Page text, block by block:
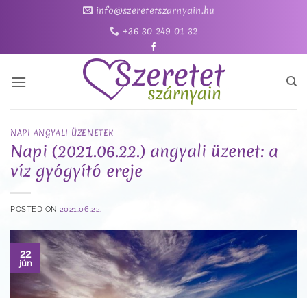
info@szeretetszarnyain.hu
+36 30 249 01 32
NAPI ANGYALI ÜZENETEK
Napi (2021.06.22.) angyali üzenet: a
víz gyógyító ereje
POSTED ON 2021.06.22.
22
jún